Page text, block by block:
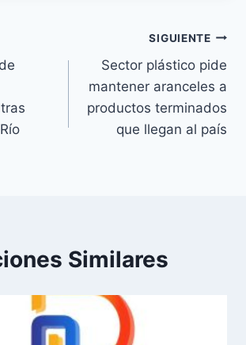
SIGUIENTE
Sector plástico pide
mantener aranceles a
productos terminados
que llegan al país
Similares